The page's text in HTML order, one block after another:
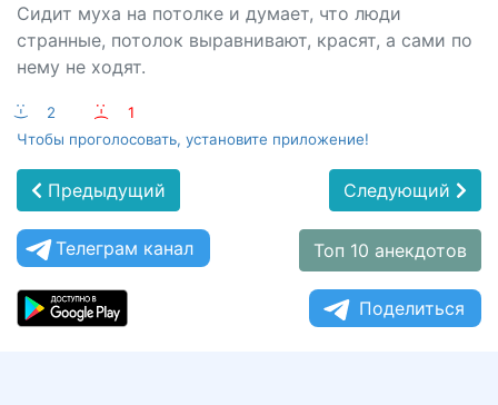
Сидит муха на потолке и думает, что люди
странные, потолок выравнивают, красят, а сами по
нему не ходят.
:-) 2 :-(
1
Чтобы проголосовать, установите приложение!
Предыдущий Следующий
Телеграм канал Топ 10 анекдотов
Поделиться